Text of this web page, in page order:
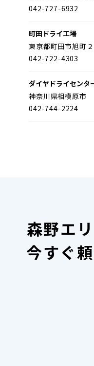
042-727-6932
町田ドライ工場
東京都町田市旭町
042-722-4303
ダイヤドライセン
神奈川県相模原市
042-744-2224
森野エ
今すぐ